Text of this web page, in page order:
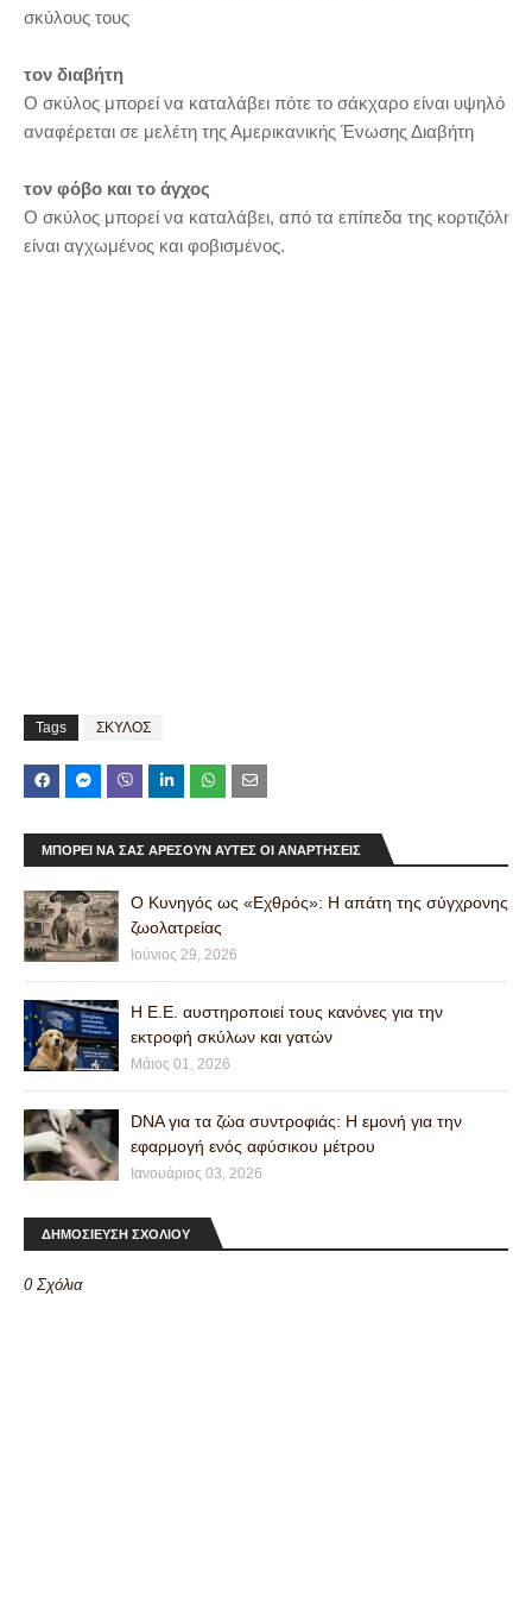
σκύλους τους
τον διαβήτη
Ο σκύλος μπορεί να καταλάβει πότε το σάκχαρο είναι υψηλό
αναφέρεται σε μελέτη της Αμερικανικής Ένωσης Διαβήτη
τον φόβο και το άγχος
Ο σκύλος μπορεί να καταλάβει, από τα επίπεδα της
είναι αγχωμένος και φοβισμένος.
Tags ΣΚΥΛΟΣ
ΜΠΟΡΕΊ ΝΑ ΣΑΣ ΑΡΈΣΟΥΝ ΑΥΤΈΣ ΟΙ ΑΝΑΡΤΉΣΕΙΣ
Ο Κυνηγός ως «Εχθρός»: Η απάτη της σύγχρονης
ζωολατρείας
Ιούνιος 29, 2026
Η Ε.Ε. αυστηροποιεί τους κανόνες για την
εκτροφή σκύλων και γατών
Μάιος 01, 2026
DNA για τα ζώα συντροφιάς: Η εμονή για την
εφαρμογή ενός αφύσικου μέτρου
Ιανουάριος 03, 2026
ΔΗΜΟΣΙΕΥΣΗ ΣΧΟΛΙΟΥ
0 Σχόλια